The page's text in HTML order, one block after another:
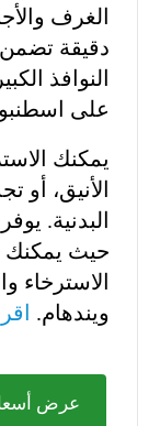
الغرف
دقيقة تضمن
النوافذ
على
يمكنك
الأنيق، أو
البدنية.
حيث يمكنك
الاسترخاء
ويندهام.
عرض